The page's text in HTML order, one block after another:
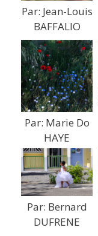
Par: Jean-Louis
BAFFALIO
Par: Marie Do
HAYE
Par: Bernard
DUFRENE